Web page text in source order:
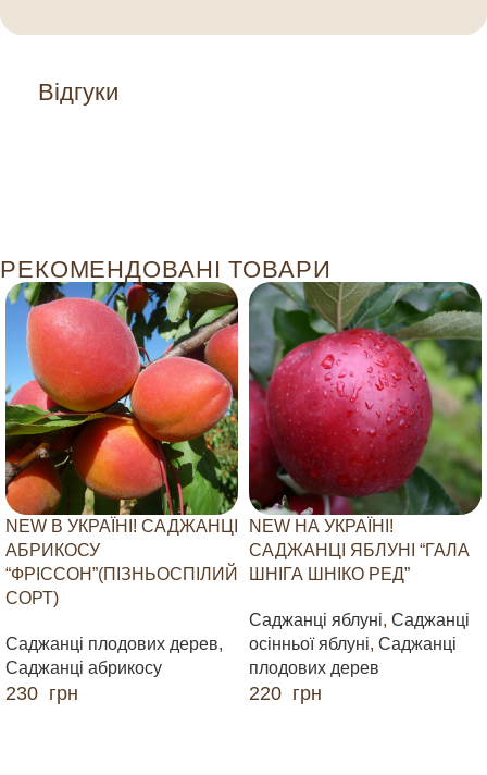
Відгуки
РЕКОМЕНДОВАНІ ТОВАРИ
NEW В УКРАЇНІ! САДЖАНЦІ
АБРИКОСУ
“ФРІССОН”(ПІЗНЬОСПІЛИЙ
СОРТ)
Саджанці плодових дерев,
Саджанці абрикосу
230 грн
NEW НА УКРАЇНІ!
САДЖАНЦІ ЯБЛУНІ “ГАЛА
ШНІГА ШНІКО РЕД”
Саджанці яблуні, Саджанці
осінньої яблуні, Саджанці
плодових дерев
220 грн